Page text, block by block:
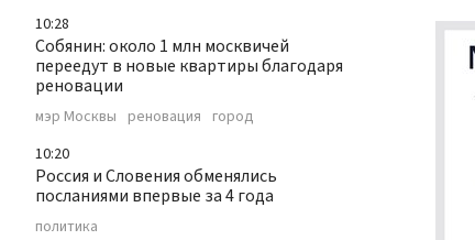
10:28
Собянин: около 1 млн москвичей
переедут в новые квартиры благодаря
реновации
мэр Москвы реновация город
10:20
Россия и Словения обменялись
посланиями впервые за 4 года
политика